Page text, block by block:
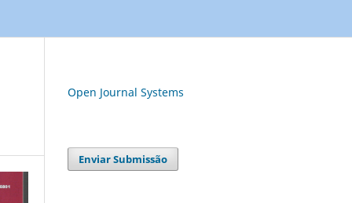
Open Journal Systems
Enviar Submissão